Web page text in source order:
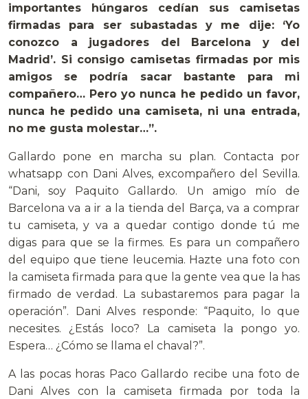
importantes húngaros cedían sus camisetas
firmadas para ser subastadas y me dije: ‘Yo
conozco a jugadores del Barcelona y del
Madrid’. Si consigo camisetas firmadas por mis
amigos se podría sacar bastante para mi
compañero… Pero yo nunca he pedido un favor,
nunca he pedido una camiseta, ni una entrada,
no me gusta molestar…”.
Gallardo pone en marcha su plan. Contacta por
whatsapp con Dani Alves, excompañero del Sevilla.
“Dani, soy Paquito Gallardo. Un amigo mío de
Barcelona va a ir a la tienda del Barça, va a comprar
tu camiseta, y va a quedar contigo donde tú me
digas para que se la firmes. Es para un compañero
del equipo que tiene leucemia. Hazte una foto con
la camiseta firmada para que la gente vea que la has
firmado de verdad. La subastaremos para pagar la
operación”. Dani Alves responde: “Paquito, lo que
necesites. ¿Estás loco? La camiseta la pongo yo.
Espera… ¿Cómo se llama el chaval?”.
A las pocas horas Paco Gallardo recibe una foto de
Dani Alves con la camiseta firmada por toda la